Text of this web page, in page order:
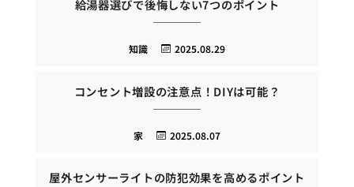
給湯器選びで後悔しない7つのポイント
2025.08.29
知識
コンセント増設の注意点！DIYは可能？
2025.08.07
家
屋外センサーライトの防犯効果を高めるポイント